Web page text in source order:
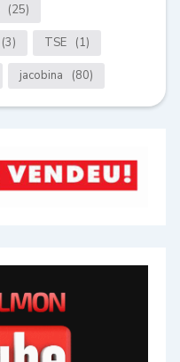
(25)
(3) TSE (1)
jacobina (80)